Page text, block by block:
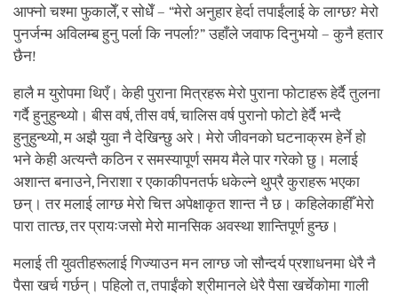
आफ्नो चश्मा फुकालेँ, र सोधेँ – “मेरो अनुहार हेर्दा तपाईंलाई के लाग्छ? मेरो
पुनर्जन्म अविलम्ब हुनु पर्ला कि नपर्ला?” उहाँले जवाफ दिनुभयो – कुनै हतार
छैन!
हालै म युरोपमा थिएँ। केही पुराना मित्रहरू मेरो पुराना फोटाहरू हेर्दै तुलना
गर्दै हुनुहुन्थ्यो। बीस वर्ष, तीस वर्ष, चालिस वर्ष पुरानो फोटो हेर्दै भन्दै
हुनुहुन्थ्यो, म अझै युवा नै देखिन्छु अरे। मेरो जीवनको घटनाक्रम हेर्ने हो
भने केही अत्यन्तै कठिन र समस्यापूर्ण समय मैले पार गरेको छु। मलाई
अशान्त बनाउने, निराशा र एकाकीपनतर्फ धकेल्ने थुप्रै कुराहरू भएका
छन्। तर मलाई लाग्छ मेरो चित्त अपेक्षाकृत शान्त नै छ। कहिलेकाहीँ मेरो
पारा तात्छ, तर प्रायःजसो मेरो मानसिक अवस्था शान्तिपूर्ण हुन्छ।
मलाई ती युवतीहरूलाई गिज्याउन मन लाग्छ जो सौन्दर्य प्रशाधनमा धेरै नै
पैसा खर्च गर्छन्। पहिलो त, तपाईंको श्रीमानले धेरै पैसा खर्चेकोमा गाली